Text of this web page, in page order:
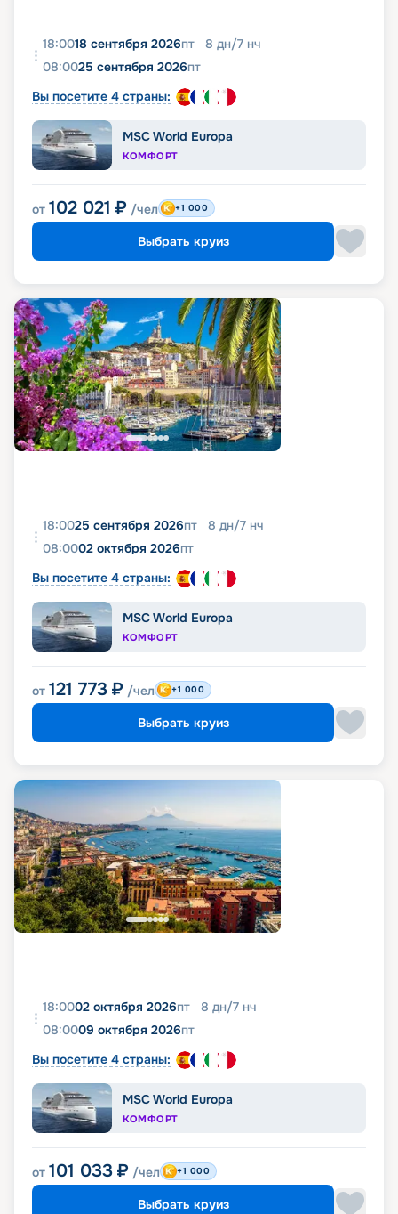
18:0018 сентября 2026пт 8 дн/7 нч
08:0025 сентября 2026пт
Вы посетите 4 страны:
MSC World Europa
КОМФОРТ
от 102 021 ₽ /чел +1 000
Выбрать круиз
18:0025 сентября 2026пт 8 дн/7 нч
08:0002 октября 2026пт
Вы посетите 4 страны:
MSC World Europa
КОМФОРТ
от 121 773 ₽ /чел +1 000
Выбрать круиз
18:0002 октября 2026пт 8 дн/7 нч
08:0009 октября 2026пт
Вы посетите 4 страны:
MSC World Europa
КОМФОРТ
от 101 033 ₽ /чел +1 000
Выбрать круиз